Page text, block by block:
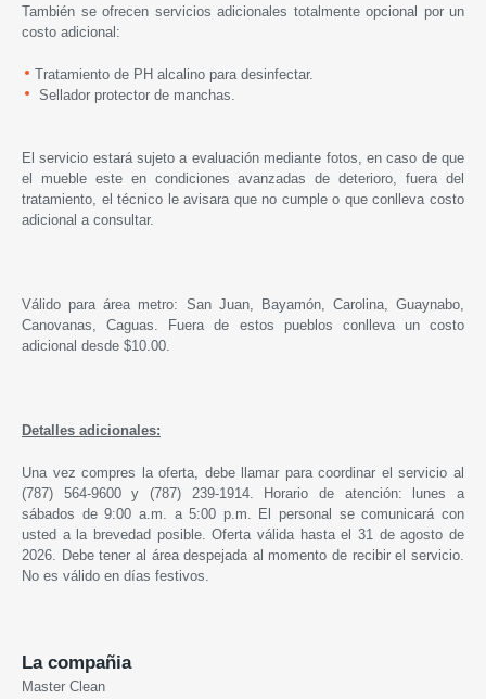
También se ofrecen servicios adicionales totalmente opcional por un
costo adicional:
Tratamiento de PH alcalino para desinfectar.
Sellador protector de manchas.
El servicio estará sujeto a evaluación mediante fotos, en caso de que
el mueble este en condiciones avanzadas de deterioro, fuera del
tratamiento, el técnico le avisara que no cumple o que conlleva costo
adicional a consultar.
Válido para área metro: San Juan, Bayamón, Carolina, Guaynabo,
Canovanas, Caguas. Fuera de estos pueblos conlleva un costo
adicional desde $10.00.
Detalles adicionales:
Una vez compres la oferta, debe llamar para coordinar el servicio al
(787) 564-9600 y (787) 239-1914. Horario de atención: lunes a
sábados de 9:00 a.m. a 5:00 p.m. El personal se comunicará con
usted a la brevedad posible. Oferta válida hasta el 31 de agosto de
2026. Debe tener al área despejada al momento de recibir el servicio.
No es válido en días festivos.
La compañia
Master Clean